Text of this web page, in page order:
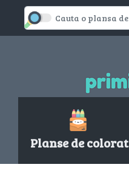
Planse de colorat